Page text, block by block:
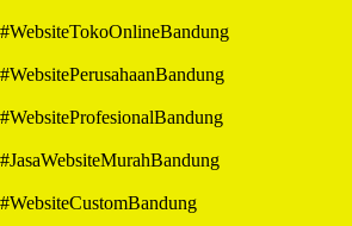
#WebsiteTokoOnlineBandung
#WebsitePerusahaanBandung
#WebsiteProfesionalBandung
#JasaWebsiteMurahBandung
#WebsiteCustomBandung